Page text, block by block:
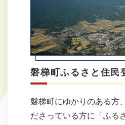
磐梯町ふるさと住民
磐梯町に​ゆかりの​ある方
ださっている​方に​「ふる